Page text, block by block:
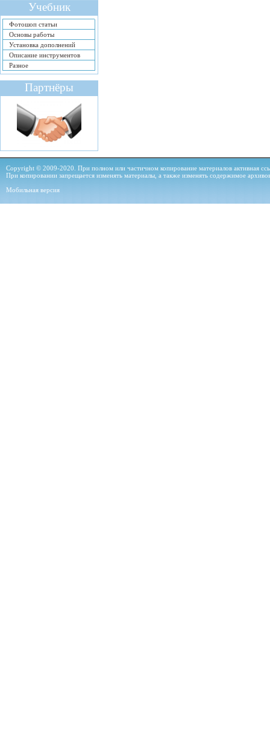
Учебник
Фотошоп статьи
Основы работы
Установка дополнений
Описание инструментов
Разное
Партнёры
Copyright © 2009-2020. При полном или частичном копирование материалов активная
При копировании запрещается изменять материалы, а также изменять содержимое
Мобильная версия